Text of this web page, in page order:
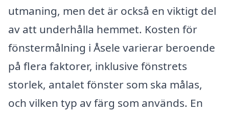
utmaning, men det är också en viktigt del
av att underhålla hemmet. Kosten för
fönstermålning i Åsele varierar beroende
på flera faktorer, inklusive fönstrets
storlek, antalet fönster som ska målas,
och vilken typ av färg som används. En